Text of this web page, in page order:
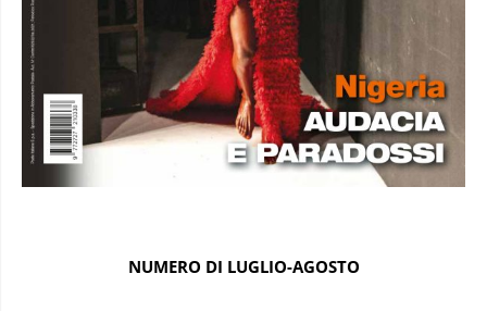
NUMERO DI LUGLIO-AGOSTO